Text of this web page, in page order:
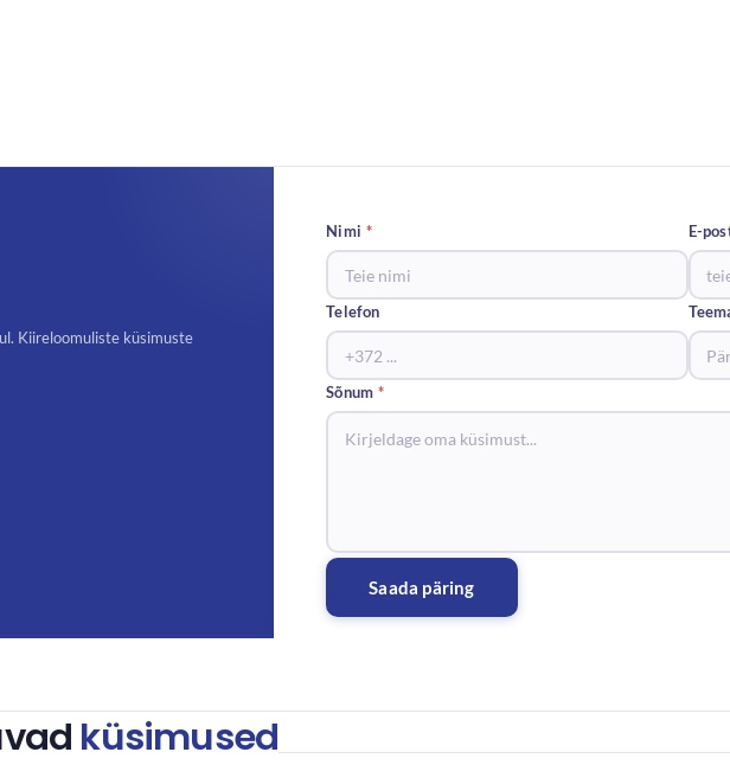
Kiireloomuliste küsimuste
Nimi * E-
Telefon
Sõnum *
Saada päring
küsimused